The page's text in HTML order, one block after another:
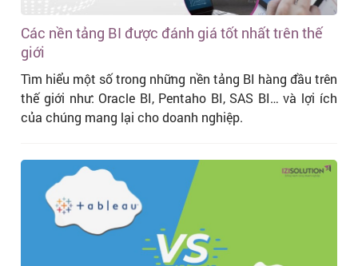
Các nền tảng BI được đánh giá tốt nhất trên thế
giới
Tìm hiểu một số trong những nền tảng BI hàng đầu trên
thế giới như: Oracle BI, Pentaho BI, SAS BI… và lợi ích
của chúng mang lại cho doanh nghiệp.